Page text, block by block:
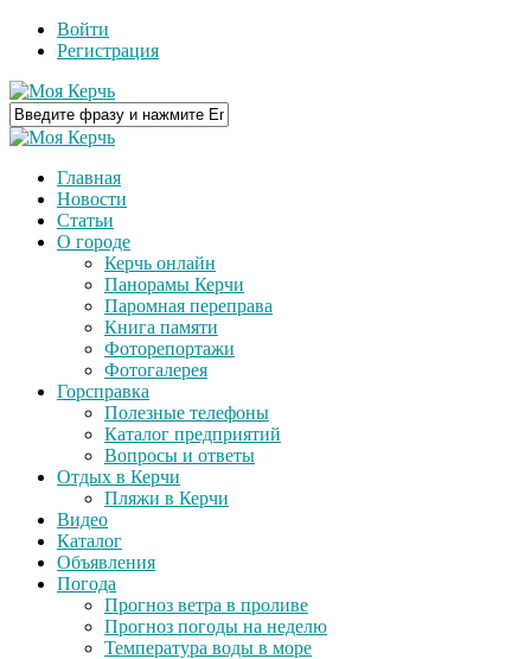
Войти
Регистрация
Главная
Новости
Статьи
О городе
Керчь онлайн
Панорамы Керчи
Паромная переправа
Книга памяти
Фоторепортажи
Фотогалерея
Горсправка
Полезные телефоны
Каталог предприятий
Вопросы и ответы
Отдых в Керчи
Пляжи в Керчи
Видео
Каталог
Объявления
Погода
Прогноз ветра в проливе
Прогноз погоды на неделю
Температура воды в море